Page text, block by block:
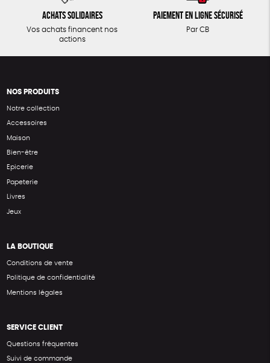
Achats solidaires
Vos achats financent nos
actions
Paiement en ligne sécurisé
Par CB
NOS PRODUITS
Notre collection
Accessoires
Maison
Bien-être
Epicerie
Papeterie
Livres
Jeux
LA BOUTIQUE
Conditions de vente
Politique de confidentialité
Mentions légales
SERVICE CLIENT
Questions fréquentes
Suivi de commande